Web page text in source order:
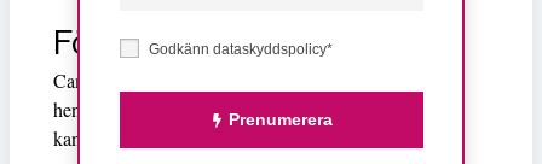
Förlängning
Camille Morineau berättar också att både hon och
hennes kollegor var rädda för att manliga konstnärer
kanske skulle ställa till med skandal.
Godkänn dataskyddspolicy*
Prenumerera